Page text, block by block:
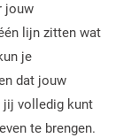
jouw
lijn zitten wat
je
dat jouw
jij volledig kunt
te brengen.